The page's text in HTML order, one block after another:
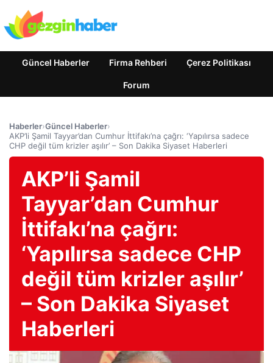
Güncel Haberler Firma Rehberi Çerez Politikası
Forum
Haberler›Güncel Haberler›
AKP’li Şamil Tayyar’dan Cumhur İttifakı’na çağrı: ‘Yapılırsa sadece
CHP değil tüm krizler aşılır’ – Son Dakika Siyaset Haberleri
AKP’li Şamil
Tayyar’dan Cumhur
İttifakı’na çağrı:
‘Yapılırsa sadece CHP
değil tüm krizler aşılır’
– Son Dakika Siyaset
Haberleri